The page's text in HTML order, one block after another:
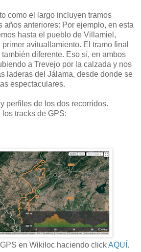
como el largo incluyen tramos
años anteriores: Por ejemplo, en esta
hasta el pueblo de Villamiel,
avituallamiento. El tramo final
diferente. Eso sí, en ambos
a Trevejo por la calzada y nos
laderas del Jálama, desde donde se
espectaculares.
perfiles de los dos recorridos.
tracks de GPS:
en Wikiloc haciendo clickAQUÍ .